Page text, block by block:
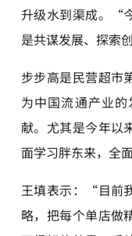
升级水到渠成。“
是共谋发展、探索
步步高是民营超市
为中国流通产业
献。尤其是今年以
面学习胖东来，全
王填表示：“目前
略，把每个单店做